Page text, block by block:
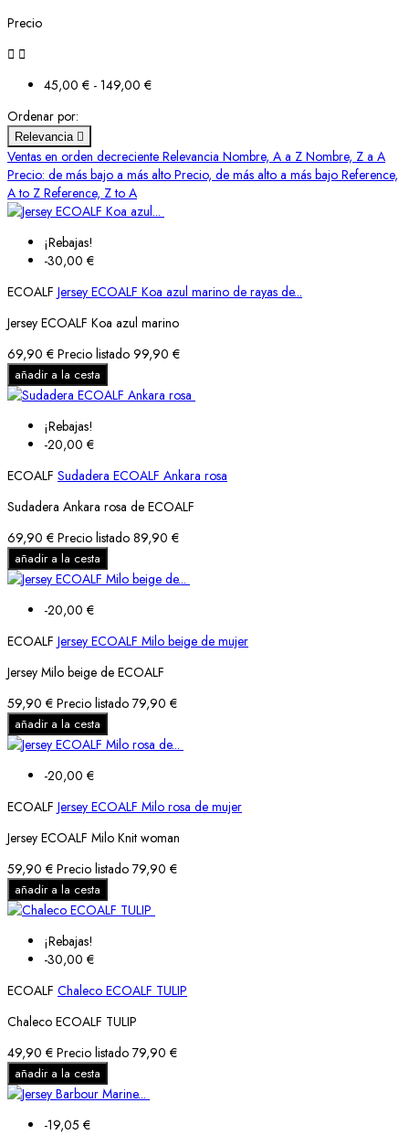
Precio
 
45,00 € - 149,00 €
Ordenar por:
Relevancia 
Ventas en orden decreciente Relevancia Nombre, A a Z Nombre, Z a A
Precio: de más bajo a más alto Precio, de más alto a más bajo Reference,
A to Z Reference, Z to A
¡Rebajas!
-30,00 €
ECOALF Jersey ECOALF Koa azul marino de rayas de...
Jersey ECOALF Koa azul marino
69,90 € Precio listado 99,90 €
añadir a la cesta
¡Rebajas!
-20,00 €
ECOALF Sudadera ECOALF Ankara rosa
Sudadera Ankara rosa de ECOALF
69,90 € Precio listado 89,90 €
añadir a la cesta
-20,00 €
ECOALF Jersey ECOALF Milo beige de mujer
Jersey Milo beige de ECOALF
59,90 € Precio listado 79,90 €
añadir a la cesta
-20,00 €
ECOALF Jersey ECOALF Milo rosa de mujer
Jersey ECOALF Milo Knit woman
59,90 € Precio listado 79,90 €
añadir a la cesta
¡Rebajas!
-30,00 €
ECOALF Chaleco ECOALF TULIP
Chaleco ECOALF TULIP
49,90 € Precio listado 79,90 €
añadir a la cesta
-19,05 €